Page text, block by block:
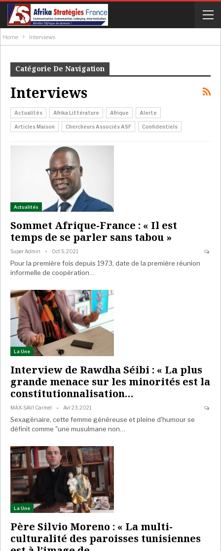
Home Interviews
Catégorie De Navigation
Interviews
Actualités Afrika Littérature Afrique Alerte
Articles Maison Chercheurs Associés ASF Confidentiels
Actualités
Sommet Afrique-France : « Il est
temps de se parler sans tabou »
Super Admin Oct 5, 2021
Pour la première fois depuis 1973, date de la première réunion
informelle de coopération…
La Une
Interview de Rawdha Séibi : « La plus
grande menace sur les minorités est la
constitutionnalisation…
MAX-SAVI Carmel Avr 23, 2021
Sexagénaire, cette femme généreuse et pleine d'humour se
définit comme "une musulmane non…
La Une
Père Silvio Moreno : « La multi-
culturalité des paroisses tunisiennes